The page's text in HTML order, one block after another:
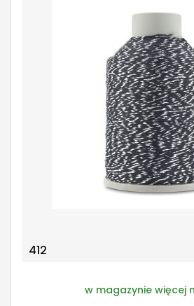
412
w magazynie więcej